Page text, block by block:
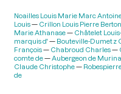
Noailles Louis Marie Marc
Louis
Crillon Louis Pierre
Marie Athanase
Châtelet
marquis d'
Bouteville-Dumetz
François
Chabroud Charles
comte de
Aubergeon de
Claude Christophe
de